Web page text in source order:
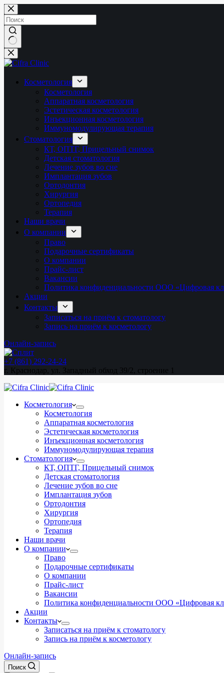
Перейти
к
сути
Ничего
не
Косметология
Косметология
Аппаратная косметология
Эстетическая косметология
Инъекционная косметология
Иммуномодулирующая терапия
Стоматология
КТ, ОПТГ, Прицельный снимок
Детская стоматология
Лечение зубов во сне
Имплантация зубов
Ортодонтия
Хирургия
Ортопедия
Терапия
Наши врачи
О компании
Право
Подарочные сертификаты
О компании
Прайс-лист
Вакансии
Политика конфиденциальности ООО «Цифровая
Акции
Контакты
Записаться на приём к стоматологу
Запись на приём к косметологу
Онлайн-запись
+7 (861) 292-24-24
г. Краснодар, ул. Западный обход 39/2, строение 1
Косметология
Косметология
Аппаратная косметология
Эстетическая косметология
Инъекционная косметология
Иммуномодулирующая терапия
Стоматология
КТ, ОПТГ, Прицельный снимок
Детская стоматология
Лечение зубов во сне
Имплантация зубов
Ортодонтия
Хирургия
Ортопедия
Терапия
Наши врачи
О компании
Право
Подарочные сертификаты
О компании
Прайс-лист
Вакансии
Политика конфиденциальности ООО «Цифровая
Акции
Контакты
Записаться на приём к стоматологу
Запись на приём к косметологу
Онлайн-запись
Поиск